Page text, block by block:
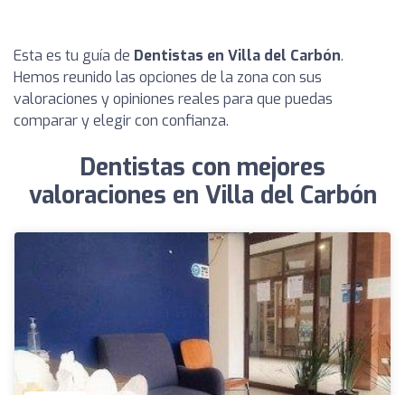
Esta es tu guía de Dentistas en Villa del Carbón.
Hemos reunido las opciones de la zona con sus
valoraciones y opiniones reales para que puedas
comparar y elegir con confianza.
Dentistas con mejores
valoraciones en Villa del Carbón